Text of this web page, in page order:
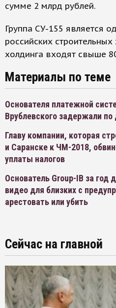
сумме 2 млрд рублей.
Группа СУ-155 является
российских
холдинга входят свыше
Материалы по теме
Основателя платежной
Врублевского задержали
Главу компании, которая
и Саранске к ЧМ-2018,
уплаты налогов
Основатель Group-IB за год
видео для близких с
арестовать или убить
Сейчас на главной